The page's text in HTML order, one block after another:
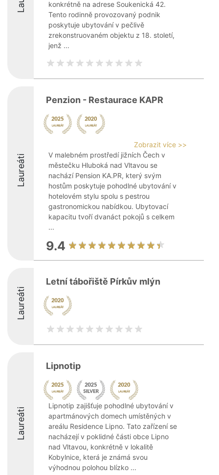
konkrétně na adrese Soukenická 42.
Tento rodinně provozovaný podnik
poskytuje ubytování v pečlivě
zrekonstruovaném objektu z 18. století,
jenž ...
Laureáti
Penzion - Restaurace KAPR
Zobrazit více >>
V malebném prostředí jižních Čech v
městečku Hluboká nad Vltavou se
nachází Pension KA.PR, který svým
hostům poskytuje pohodlné ubytování v
hotelovém stylu spolu s pestrou
gastronomickou nabídkou. Ubytovací
kapacitu tvoří dvanáct pokojů s celkem
...
9.4
Laureáti
Letní tábořiště Pírkův mlýn
Laureáti
Lipnotip
Lipnotip zajišťuje pohodlné ubytování v
apartmánových domech umístěných v
areálu Residence Lipno. Tato zařízení se
nacházejí v poklidné části obce Lipno
nad Vltavou, konkrétně v lokalitě
Kobylnice, která je známá svou
výhodnou polohou blízko ...